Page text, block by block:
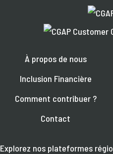
À propos de nous
Inclusion Financière
Comment contribuer ?
Contact
Explorez nos plateformes